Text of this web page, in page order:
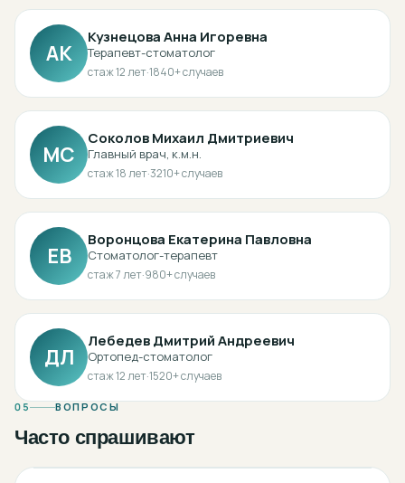
АК
Кузнецова Анна Игоревна
Терапевт-стоматолог
стаж12лет·1840+ случаев
МС
Соколов Михаил Дмитриевич
Главный врач, к.м.н.
стаж18лет·3210+ случаев
ЕВ
Воронцова Екатерина Павловна
Стоматолог-терапевт
стаж7лет·980+ случаев
ДЛ
Лебедев Дмитрий Андреевич
Ортопед-стоматолог
стаж12лет·1520+ случаев
05 ВОПРОСЫ
Часто спрашивают